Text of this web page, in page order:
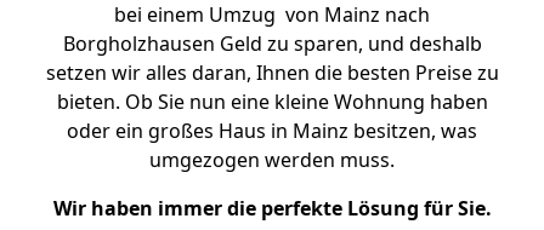
bei einem Umzug von Mainz nach
Borgholzhausen Geld zu sparen, und deshalb
setzen wir alles daran, Ihnen die besten Preise zu
bieten. Ob Sie nun eine kleine Wohnung haben
oder ein großes Haus in Mainz besitzen, was
umgezogen werden muss.
Wir haben immer die perfekte Lösung für Sie.